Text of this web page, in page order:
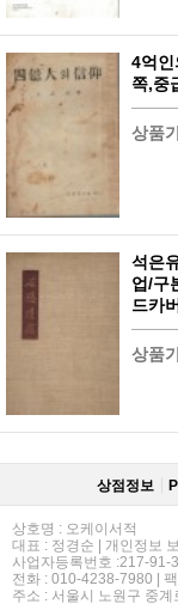
4억
쪽,중
상품
석은
업/구
드카
상품
상점정보
상호명 : 오케이서적
대표 : 정경순 | 개인정보
사업자등록번호 :217-91-
전화 : 010-4238-7980 |
주소 : 서울시 노원구 중